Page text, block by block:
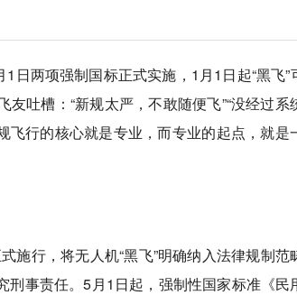
日两项强制国标正式实施，1月1日起“黑飞
吐槽：“新规太严，不敢随便飞”“没经过
行的核心就是专业，而专业的起点，就是
施行，将无人机“黑飞”明确纳入法律规制范
事责任。5月1日起，强制性国家标准《民